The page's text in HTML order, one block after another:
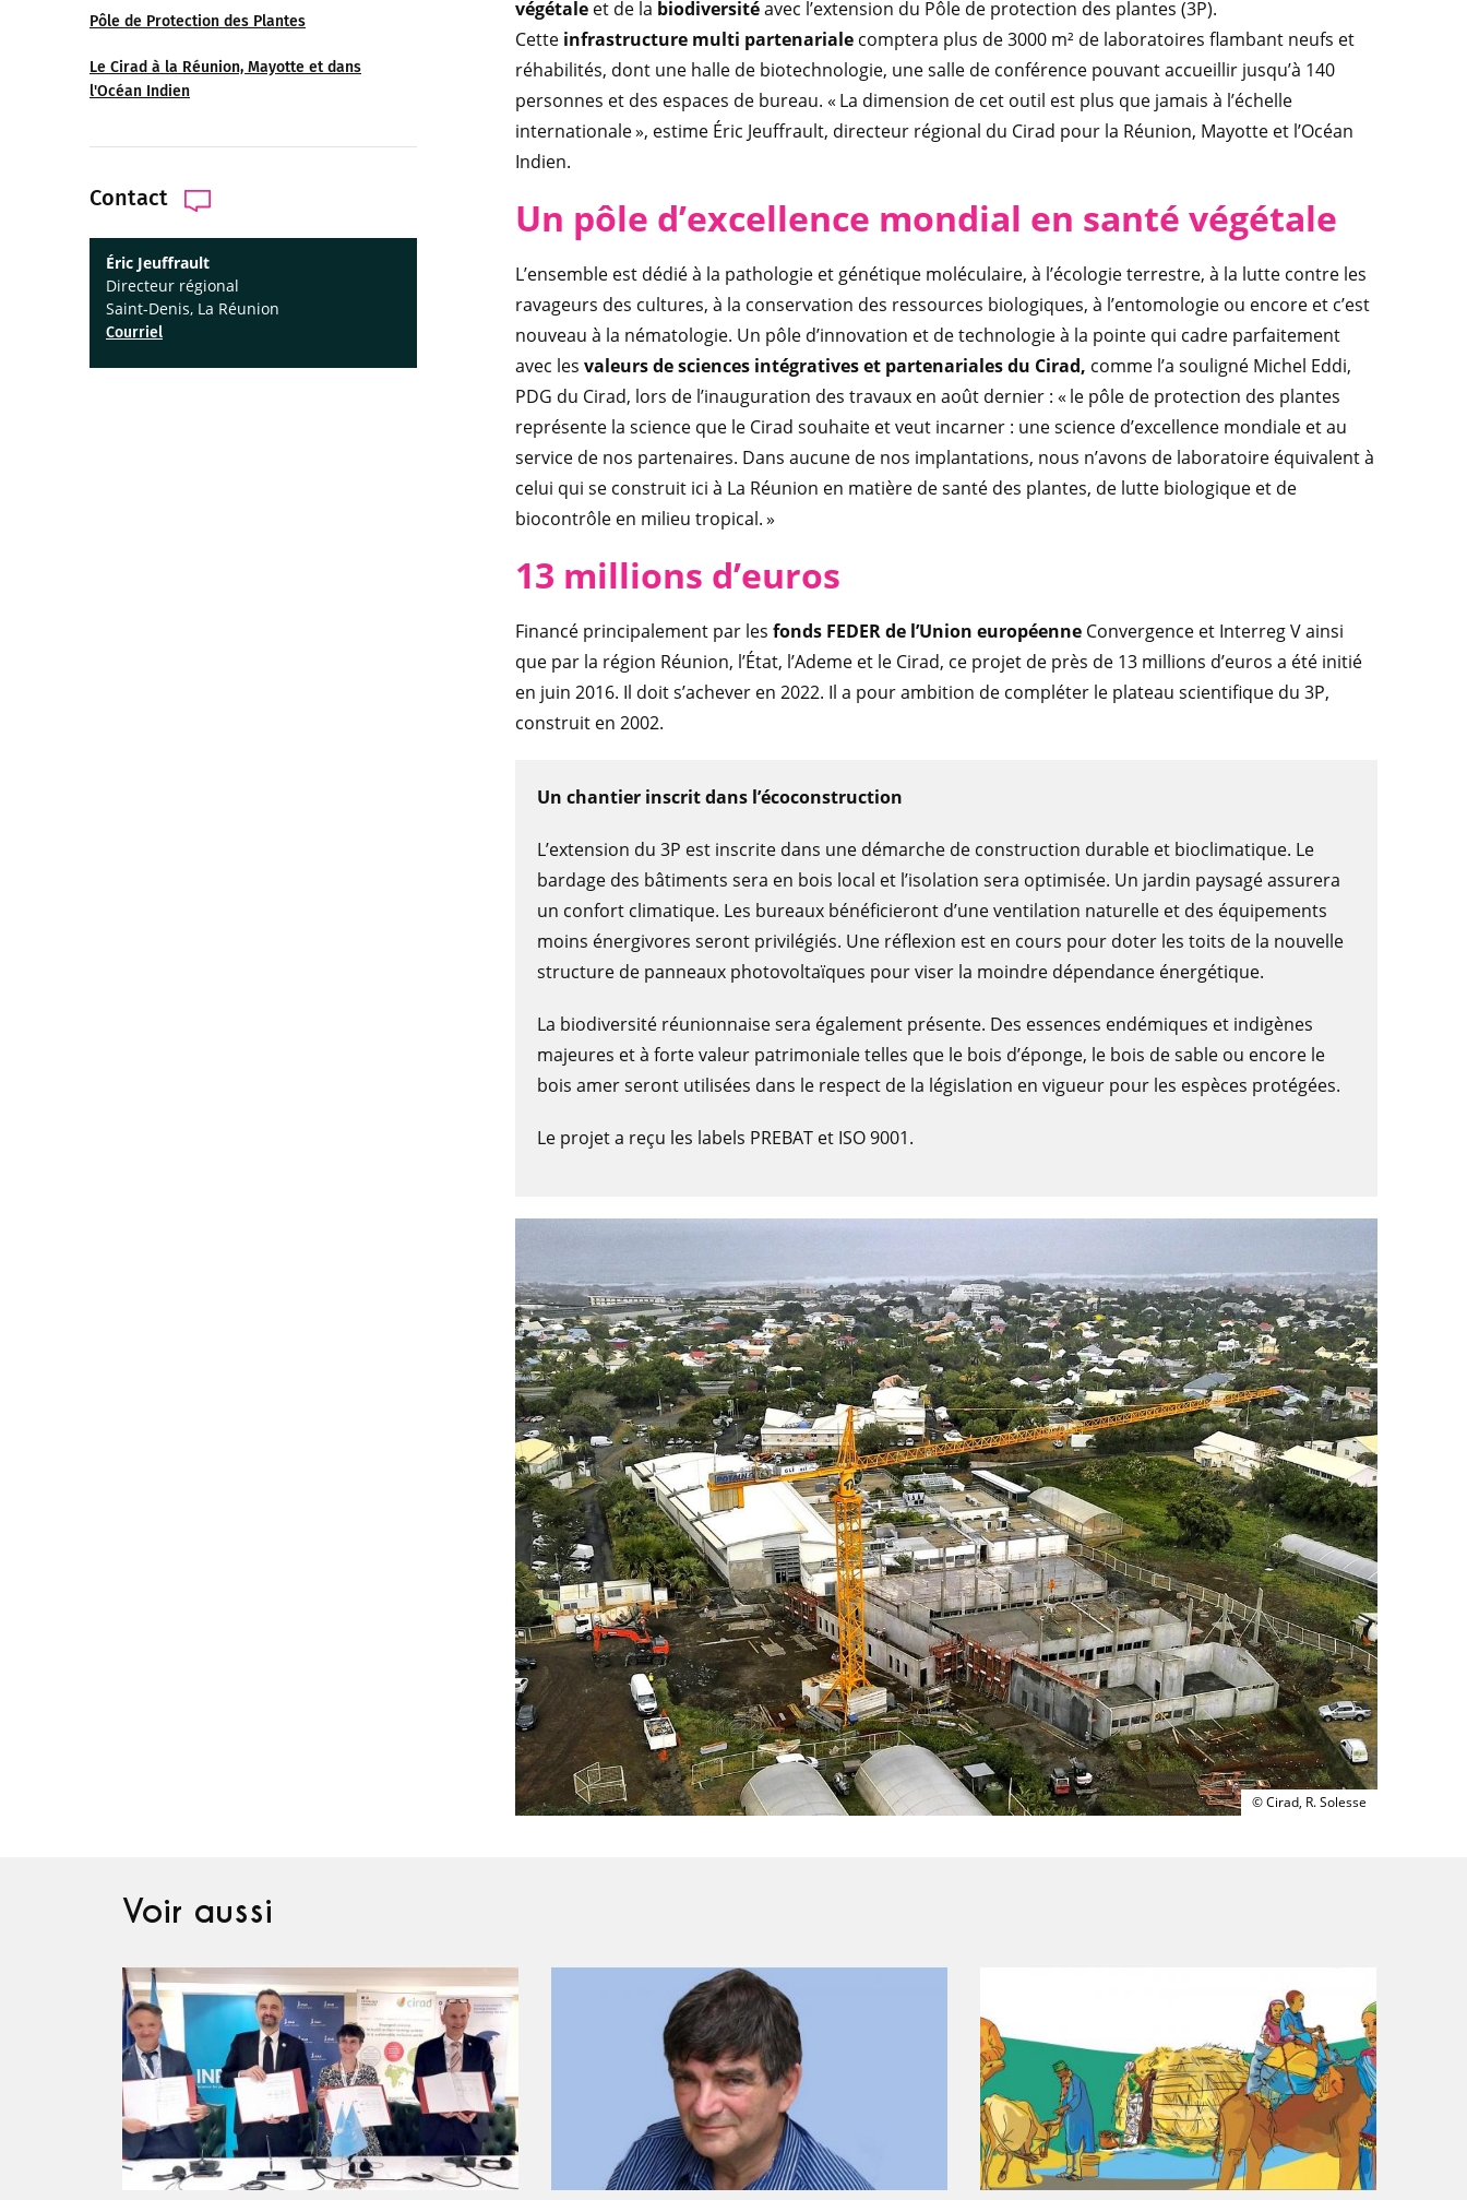
Pôle de Protection des Plantes
Le Cirad à la Réunion, Mayotte et dans
l'Océan Indien
Contact
Éric Jeuffrault
Directeur régional
Saint-Denis, La Réunion
Courriel
végétale et de la biodiversitéavec l’extension du Pôle de protection des plantes (3P).
Cette infrastructure multi partenariale comptera plus de 3000 m² de laboratoires flambant neufs et
réhabilités, dont une halle de biotechnologie, une salle de conférence pouvant accueillir jusqu’à 140
personnes et des espaces de bureau. « La dimension de cet outil est plus que jamais à l’échelle
internationale », estime Éric Jeuffrault, directeur régional du Cirad pour la Réunion, Mayotte et l’Océan
Indien.
Un pôle d’excellence mondial en santé végétale
L’ensemble est dédié à la pathologie et génétique moléculaire, à l’écologie terrestre, à la lutte contre les
ravageurs des cultures, à la conservation des ressources biologiques, à l’entomologie ou encore et c’est
nouveau à la nématologie. Un pôle d’innovation et de technologie à la pointe qui cadre parfaitement
avec les valeurs de sciences intégratives et partenariales du Cirad, comme l’a souligné Michel Eddi,
PDG du Cirad, lors de l’inauguration des travaux en août dernier : « le pôle de protection des plantes
représente la science que le Cirad souhaite et veut incarner : une science d’excellence mondiale et au
service de nos partenaires. Dans aucune de nos implantations, nous n’avons de laboratoire équivalent à
celui qui se construit ici à La Réunion en matière de santé des plantes, de lutte biologique et de
biocontrôle en milieu tropical. »
13 millions d’euros
Financé principalement par les fonds FEDER de l’Union européenne Convergence et Interreg V ainsi
que par la région Réunion, l’État, l’Ademe et le Cirad, ce projet de près de 13 millions d’euros a été initié
en juin 2016. Il doit s’achever en 2022. Il a pour ambition de compléter le plateau scientifique du 3P,
construit en 2002.
Un chantier inscrit dans l’écoconstruction
L’extension du 3P est inscrite dans une démarche de construction durable et bioclimatique. Le
bardage des bâtiments sera en bois local et l’isolation sera optimisée. Un jardin paysagé assurera
un confort climatique. Les bureaux bénéficieront d’une ventilation naturelle et des équipements
moins énergivores seront privilégiés. Une réflexion est en cours pour doter les toits de la nouvelle
structure de panneaux photovoltaïques pour viser la moindre dépendance énergétique.
La biodiversité réunionnaise sera également présente. Des essences endémiques et indigènes
majeures et à forte valeur patrimoniale telles que le bois d’éponge, le bois de sable ou encore le
bois amer seront utilisées dans le respect de la législation en vigueur pour les espèces protégées.
Le projet a reçu les labels PREBAT et ISO 9001.
© Cirad, R. Solesse
Voir aussi